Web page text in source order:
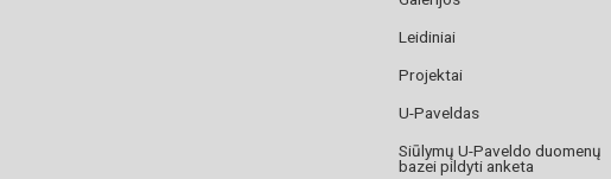
Leidiniai
Projektai
U-Paveldas
Siūlymų U-Paveldo duomenų
bazei pildyti anketa